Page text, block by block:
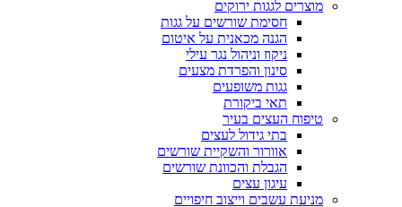
מוצרים לגגות ירוקים
חסימת שורשים על גגות
הגנה מכאנית על איטום
ניקוז וניהול נגר עילי
סינון והפרדת מצעים
גגות משופעים
תאי ביקורת
טיפוח העצים בעיר
בתי גידול לעצים
אוורור והשקיית שורשים
הגבלת והכוונת שורשים
עיגון עצים
מניעת עשבים וייצוב חיפויים